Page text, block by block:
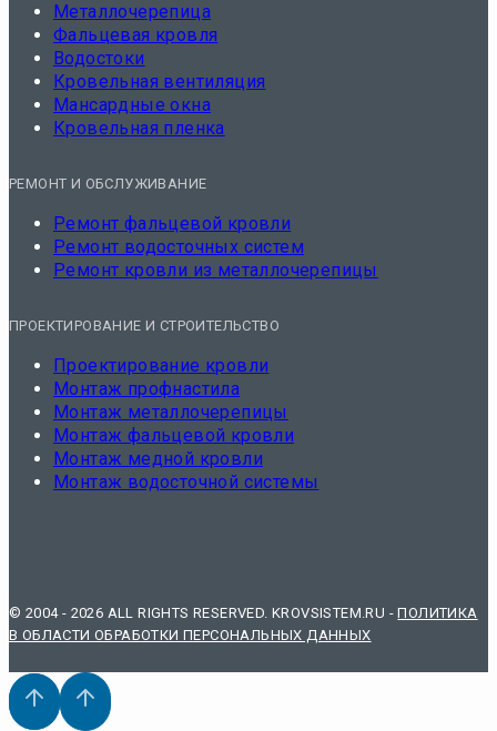
Металлочерепица
Фальцевая кровля
Водостоки
Кровельная вентиляция
Мансардные окна
Кровельная пленка
РЕМОНТ И ОБСЛУЖИВАНИЕ
Ремонт фальцевой кровли
Ремонт водосточных систем
Ремонт кровли из металлочерепицы
ПРОЕКТИРОВАНИЕ И СТРОИТЕЛЬСТВО
Проектирование кровли
Монтаж профнастила
Монтаж металлочерепицы
Монтаж фальцевой кровли
Монтаж медной кровли
Монтаж водосточной системы
© 2004 - 2026 ALL RIGHTS RESERVED. KROVSISTEM.RU -ПОЛИТИКА
В ОБЛАСТИ ОБРАБОТКИ ПЕРСОНАЛЬНЫХ ДАННЫХ